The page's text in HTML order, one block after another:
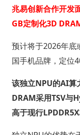
兆易创新合作开发
GB定制化3D
预计将于2026年底
国手机品牌，定位
该独立NPU的AI算
DRAM采用TSV与
高于现行LPDDR5X